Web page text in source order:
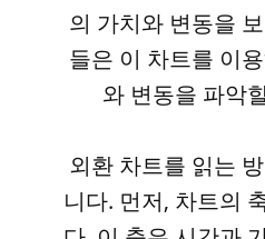
의 가치와 변동을
들은 이 차트를 이
와 변동을 파악
외환 차트를 읽는
니다. 먼저, 차트의